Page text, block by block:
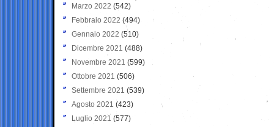
Marzo 2022 (542)
Febbraio 2022 (494)
Gennaio 2022 (510)
Dicembre 2021 (488)
Novembre 2021 (599)
Ottobre 2021 (506)
Settembre 2021 (539)
Agosto 2021 (423)
Luglio 2021 (577)